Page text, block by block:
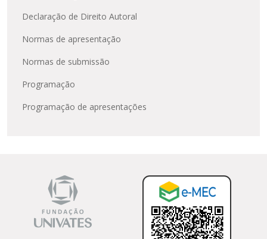
Declaração de Direito Autoral
Normas de apresentação
Normas de submissão
Programação
Programação de apresentações